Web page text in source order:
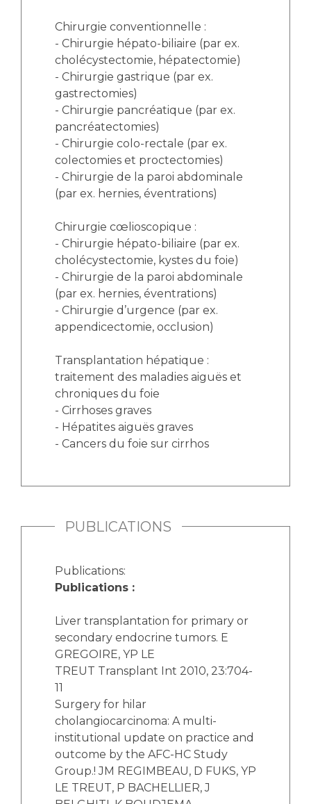
Chirurgie conventionnelle :
- Chirurgie hépato-biliaire (par ex.
cholécystectomie, hépatectomie)
- Chirurgie gastrique (par ex.
gastrectomies)
- Chirurgie pancréatique (par ex.
pancréatectomies)
- Chirurgie colo-rectale (par ex.
colectomies et proctectomies)
- Chirurgie de la paroi abdominale
(par ex. hernies, éventrations)
Chirurgie cœlioscopique :
- Chirurgie hépato-biliaire (par ex.
cholécystectomie, kystes du foie)
- Chirurgie de la paroi abdominale
(par ex. hernies, éventrations)
- Chirurgie d’urgence (par ex.
appendicectomie, occlusion)
Transplantation hépatique :
traitement des maladies aiguës et
chroniques du foie
- Cirrhoses graves
- Hépatites aiguës graves
- Cancers du foie sur cirrhos
PUBLICATIONS
Publications:
Publications :
Liver transplantation for primary or
secondary endocrine tumors. E
GREGOIRE, YP LE
TREUT Transplant Int 2010, 23:704-
11
Surgery for hilar
cholangiocarcinoma: A multi-
institutional update on practice and
outcome by the AFC-HC Study
Group.! JM REGIMBEAU, D FUKS, YP
LE TREUT, P BACHELLIER, J